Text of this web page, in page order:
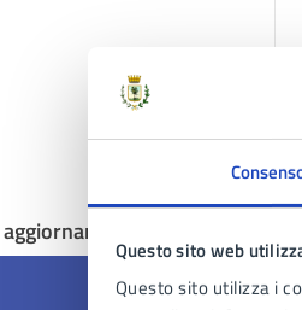
Questo sito web
Questo sito utilizza i